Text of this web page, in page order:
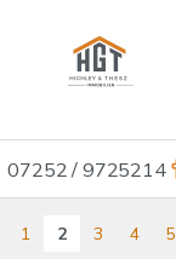
07252 / 9725214
1 2 3 4 5